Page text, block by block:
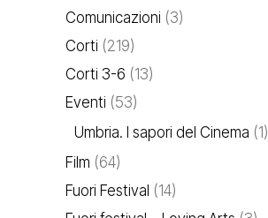
Comunicazioni (3)
Corti (219)
Corti 3-6 (13)
Eventi (53)
Umbria. I sapori del Cinema (1)
Film (64)
Fuori Festival (14)